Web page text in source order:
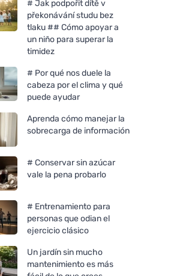
# Jak podpořit dítě v
překonávání studu bez
tlaku ## Cómo apoyar a
un niño para superar la
timidez
# Por qué nos duele la
cabeza por el clima y qué
puede ayudar
Aprenda cómo manejar la
sobrecarga de información
# Conservar sin azúcar
vale la pena probarlo
# Entrenamiento para
personas que odian el
ejercicio clásico
Un jardín sin mucho
mantenimiento es más